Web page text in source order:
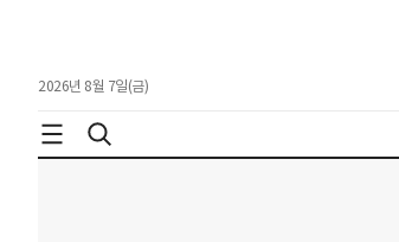
2026년 8월 7일(금)